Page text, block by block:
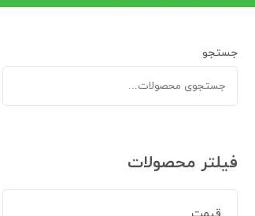
جستجو
فیلتر محصولات